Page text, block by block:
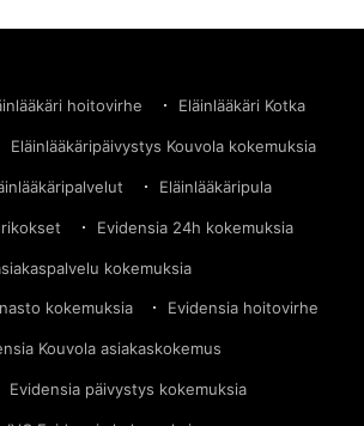
hoitovirhe Eläinlääkäri Kotka
Eläinlääkäripäivystys Kouvola kokemuksia
Eläinlääkäripula
Evidensia 24h kokemuksia
kokemuksia
kokemuksia Evidensia hoitovirhe
Kouvola asiakaskokemus
Evidensia päivystys kokemuksia